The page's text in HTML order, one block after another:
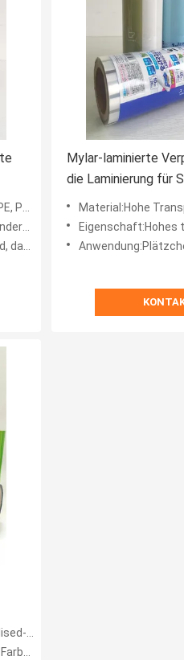
an
gut
Mylar-laminierte
die Laminierung für
verpacken
Material:Hohe Transparenz PET/PP PET/
Eigenschaft:Hohes transparentes, gutes Versiegeln, Mit-
Anwendung:Plätzchen, Nahrung für Haustiere,
RCPP
an